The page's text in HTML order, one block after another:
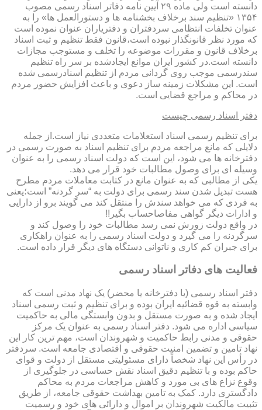
دانسته است ولی ماده ۲۹ آیین نامه دفاتر اسناد رسمی مصوب
۱۳۵۴ «تنظیم سند برخلاف بخشنامه ها و دستورالعمل ها» را به
عنوان تخلفات انتظامی سردفتران و دفتریاران عنوان نموده است
که مورد نظر قانونگذار نبوده است،قانون فقط تنظیم و ثبت اسناد
برخلاف قانون و مقررات موضوعه را تخلف و مستوجب مجازات
دانسته است.در کشور ایران موانع ایجادشده بر سر راه تنظیم
سندرسمی موجب روی گردانی مردم از تنظیم اسنادرسمی شده
است. این مشکلات زمینه ساز دعوی و باعث افزایش حضور مردم
در محاکم و مراجع قضایی است.
دفتر اسناد رسمی چیست
برای تنظیم رسمی اسناد استعلامات متعددی نیاز است.از جمله
دلایلی که مانع مراجعه مردم برای تنظیم اسناد به صورت رسمی در
دفترخانه ها می شود، این است که دولت اسناد رسمی را به عنوان
وسیله ای برای وصول مطالبات خود قرار می دهد.
یکی از مطالبی که به عنوان مانع در کتابت معاملات مردم مطرح
هست تبدیل شدن سند رسمی برای دولت به “سر گردنه” است؛یعنی
به فردی که می خواهد سندش را منتقل کند می گویند برو از دارایی
و ادارات دیگر گواهی مفاصاحساب بگیر!!
در واقع دولت زورش نمی رسد مطالبات خود را وصول کند و
سرگردنه را می گیرد و دولت اسناد رسمی را به عنوان راهکاری
برای جبران کم کاری و ناتوانی دستگاه های دیگر قرار داده است.
فعالیت های دفاتر اسناد رسمی
دفتر اسناد رسمی (یا دفترخانه یا محضر) یک نهاد مدنی است که
وابسته به قوه قضائیه ایران بوده و برای تنظیم و ثبت رسمی اسناد
ایجاد شده و به صورت مستقل و بدون وابستگی مالی به حاکمیت
سیاسی اداره می شود. دفتر اسناد رسمی به عنوان یک مرکز
حقوقی و مدنی رابط حاکمیت و شهروندان است، مهم ترین کار این
نهاد تامین و تضمین امنیت حقوقی و اقتصادی جامعه است. سردفتر
در رأس این نهاد شخصاً دارای مسئولیتی مستقل از دولت و قوای
حاکم بوده و با تنظیم دقیق اسناد نقش حساسی در جلوگیری از
وقوع نزاع های بی مورد و کاهش مراجعات مردم به محاکم
دادگستری دارد. کمک به تامین بهداشت حقوقی جامعه، از طریق
تثبیت مالکیت شهروندان بر اموال و دارائی های خود و رسمیت